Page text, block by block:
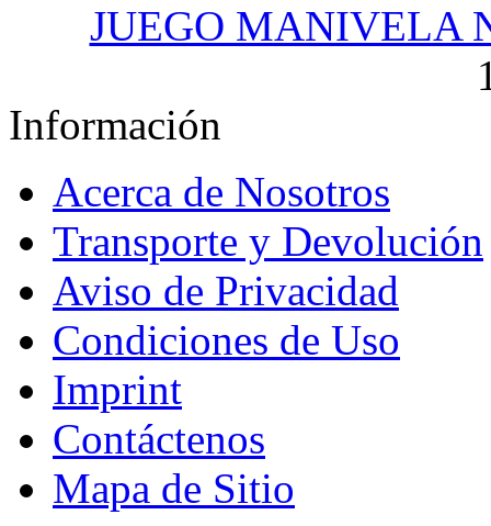
JUEGO MANIVELA
Información
Acerca de Nosotros
Transporte y Devolución
Aviso de Privacidad
Condiciones de Uso
Imprint
Contáctenos
Mapa de Sitio